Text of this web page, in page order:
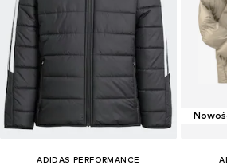
ADIDAS PERFORMANCE